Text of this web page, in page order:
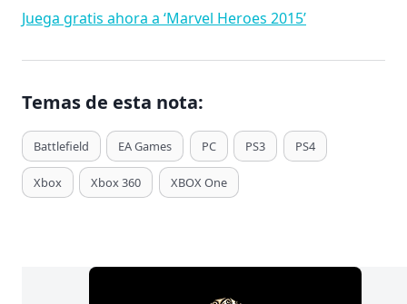
Juega gratis ahora a ‘Marvel Heroes 2015’
Temas de esta nota:
T
a
Battlefield EA Games PC PS3 PS4
Xbox Xbox 360 XBOX One